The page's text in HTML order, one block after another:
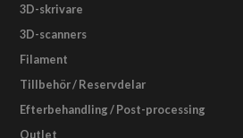
3D-skrivare
3D-scanners
Filament
Tillbehör / Reservdelar
Efterbehandling / Post-processing
Outlet